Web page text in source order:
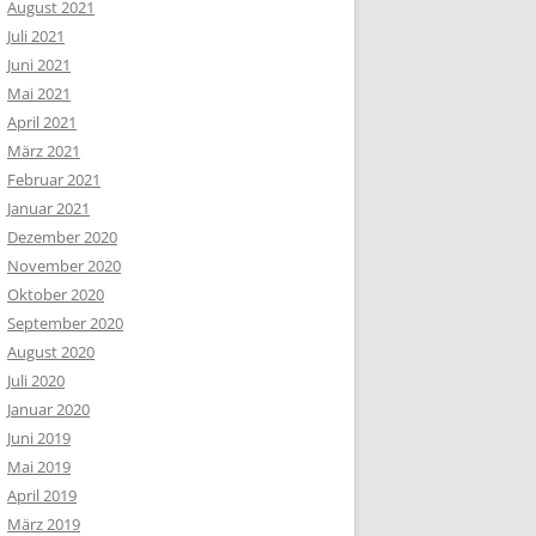
August 2021
Juli 2021
Juni 2021
Mai 2021
April 2021
März 2021
Februar 2021
Januar 2021
Dezember 2020
November 2020
Oktober 2020
September 2020
August 2020
Juli 2020
Januar 2020
Juni 2019
Mai 2019
April 2019
März 2019